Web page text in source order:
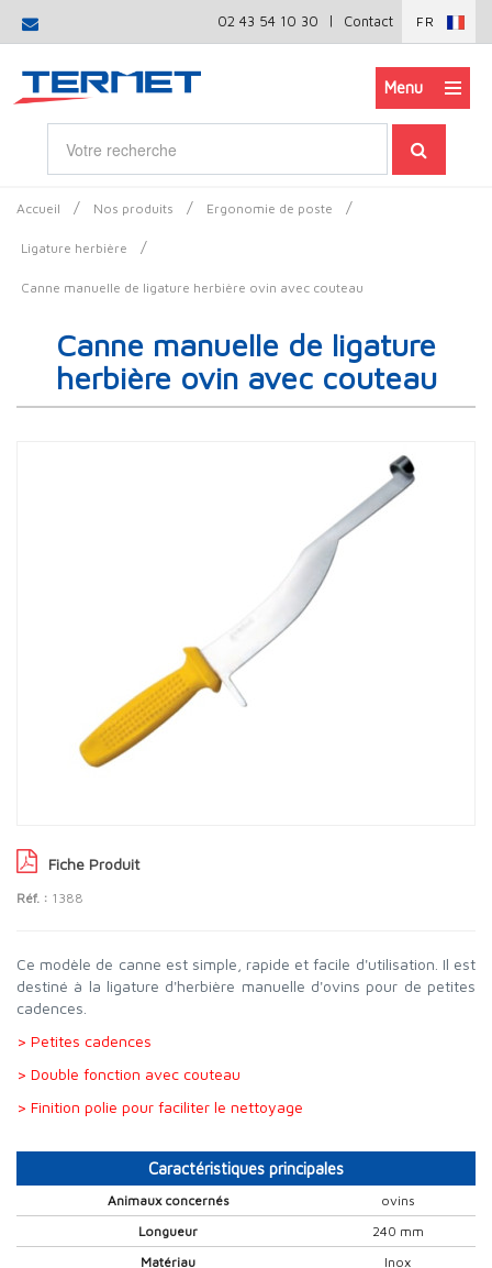
02 43 54 10 30 | Contact FR
Menu
Accueil / Nos produits / Ergonomie de poste /
Ligature herbière /
Canne manuelle de ligature herbière ovin avec couteau
Canne manuelle de ligature
herbière ovin avec couteau
Fiche Produit
Réf. : 1388
Ce modèle de canne est simple, rapide et facile d'utilisation. Il est
destiné à la ligature d'herbière manuelle d'ovins pour de petites
cadences.
> Petites cadences
> Double fonction avec couteau
> Finition polie pour faciliter le nettoyage
Caractéristiques principales
Animaux concernés
ovins
Longueur
240 mm
Matériau
Inox